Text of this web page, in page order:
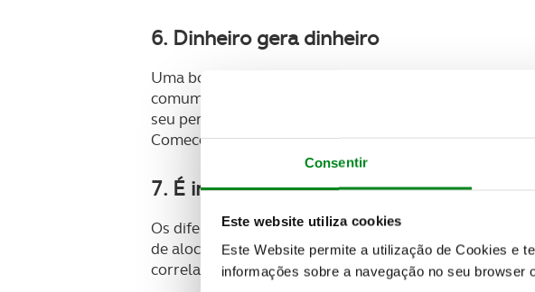
Consentir
Este website utiliza cookies
Este Website permite a utilização de Cookies e
informações sobre a navegação no seu browser
6. Dinheiro gera dinheiro
Uma boa razão para poupar é o “rendimento extra”
comum depósito a prazo até ações, obrigações,
seu perfil de risco aplicar o seu dinheiro para gerar
Comece com uma conta-poupança e explique-lhes de
7. É importante não colocar todos os
Os diferentes produtos financeiros variam consoante
de alocação de ativos e distribua os ovos por vários
correlacionados equilibra o risco do portefólio e